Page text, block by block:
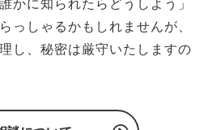
かに知られたらどうしよう」
っしゃるかもしれませんが、
し、秘密は厳守いたしますの